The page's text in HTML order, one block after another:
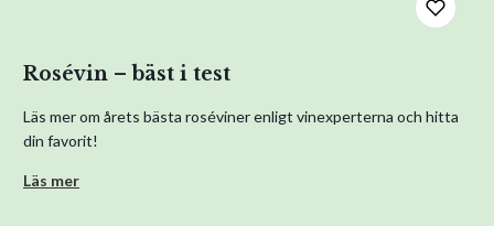
Rosévin – bäst i test
Läs mer om årets bästa roséviner enligt vinexperterna och hitta
din favorit!
Läs mer